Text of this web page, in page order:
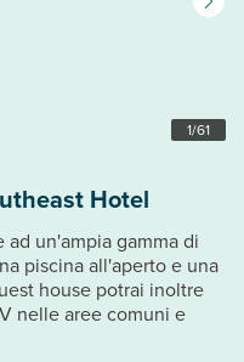
1/61
Hotel
un'ampia gamma di
piscina all'aperto e una
house potrai inoltre
nelle aree comuni e